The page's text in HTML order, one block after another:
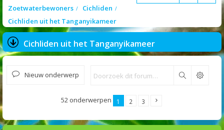
Zoetwaterbewoners
Cichliden
Cichliden uit het Tanganyikameer
Cichliden uit het Tanganyikameer
Nieuw onderwerp Zoek
52 onderwerpen 1 2 3